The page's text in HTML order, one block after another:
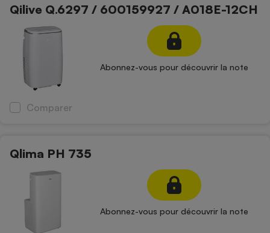
Qilive Q.6297 / 600159927 / A018E-12CH
Abonnez-vous pour découvrir la note
Comparer
Qlima PH 735
Abonnez-vous pour découvrir la note